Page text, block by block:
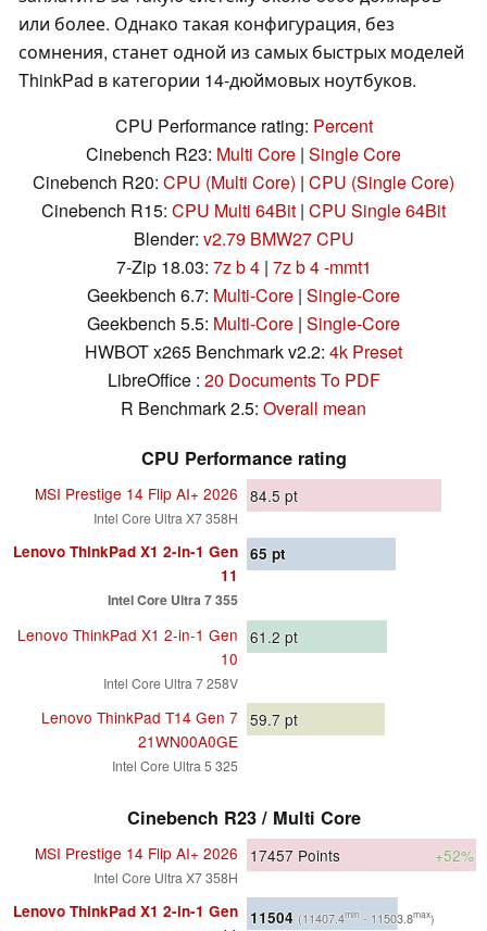
или более. Однако такая конфигурация, без
сомнения, станет одной из самых быстрых моделей
ThinkPad в категории 14-дюймовых ноутбуков.
CPU Performance rating: Percent
Cinebench R23: Multi Core | Single Core
Cinebench R20: CPU (Multi Core) | CPU (Single Core)
Cinebench R15: CPU Multi 64Bit | CPU Single 64Bit
Blender: v2.79 BMW27 CPU
7-Zip 18.03: 7z b 4| 7z b 4 -mmt1
Geekbench 6.7: Multi-Core | Single-Core
Geekbench 5.5: Multi-Core | Single-Core
HWBOT x265 Benchmark v2.2: 4k Preset
LibreOffice : 20 Documents To PDF
R Benchmark 2.5: Overall mean
CPU Performance rating
MSI Prestige 14 Flip AI+ 2026
Intel Core Ultra X7 358H
84.5 pt
Lenovo ThinkPad X1 2-in-1 Gen
11
Intel Core Ultra 7 355
65 pt
Lenovo ThinkPad X1 2-in-1 Gen
10
Intel Core Ultra 7 258V
61.2 pt
Lenovo ThinkPad T14 Gen 7
21WN00A0GE
Intel Core Ultra 5 325
59.7 pt
Cinebench R23 / Multi Core
MSI Prestige 14 Flip AI+ 2026
Intel Core Ultra X7 358H
17457 Points +52%
Lenovo ThinkPad X1 2-in-1 Gen
11504 (11407.4min - 11503.8max)